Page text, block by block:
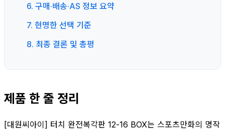
6. 구매·배송·AS 정보 요약
7. 현명한 선택 기준
8. 최종 결론 및 총평
제품 한 줄 정리
[대원씨아이] 터치 완전복각판 12-16 BOX는 스포츠만화의 명작